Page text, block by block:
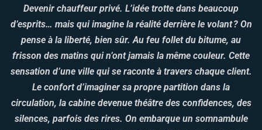
Devenir chauffeur privé. L’idée trotte dans beaucoup
d’esprits… mais qui imagine la réalité derrière le volant ? On
pense à la liberté, bien sûr. Au feu follet du bitume, au
frisson des matins qui n’ont jamais la même couleur. Cette
sensation d’une ville qui se raconte à travers chaque client.
Le confort d’imaginer sa propre partition dans la
circulation, la cabine devenue théâtre des confidences, des
silences, parfois des rires. On embarque un somnambule